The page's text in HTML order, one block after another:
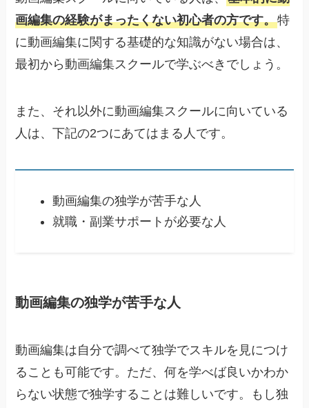
画編集の経験がまったくない初心者の方です。特
に動画編集に関する基礎的な知識がない場合は、
最初から動画編集スクールで学ぶべきでしょう。
また、それ以外に動画編集スクールに向いている
人は、下記の2つにあてはまる人です。
動画編集の独学が苦手な人
就職・副業サポートが必要な人
動画編集の独学が苦手な人
動画編集は自分で調べて独学でスキルを見につけ
ることも可能です。ただ、何を学べば良いかわか
らない状態で独学することは難しいです。もし独